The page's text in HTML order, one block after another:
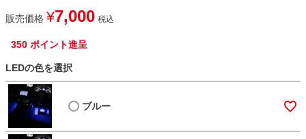
販売価格 ¥7,000 税込
350 ポイント進呈
LEDの色を選択
ブルー